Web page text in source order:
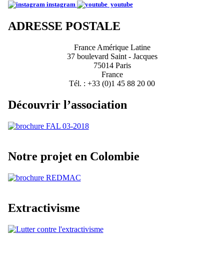
instagram youtube
ADRESSE POSTALE
France Amérique Latine
37 boulevard Saint - Jacques
75014 Paris
France
Tél. : +33 (0)1 45 88 20 00
Découvrir l’association
Notre projet en Colombie
Extractivisme